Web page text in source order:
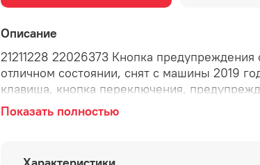
Описание
21211228 22026373 Кнопка предупреждения
отличном состоянии, снят с машины 2019
клавиша, кнопка переключения,
между машинами, система предотвращения
столкновения.
Показать полностью